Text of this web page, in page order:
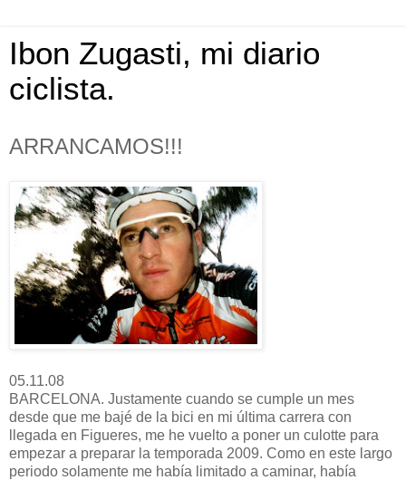
Ibon Zugasti, mi diario
ciclista.
ARRANCAMOS!!!
05.11.08
BARCELONA. Justamente cuando se cumple un mes
desde que me bajé de la bici en mi última carrera con
llegada en Figueres, me he vuelto a poner un culotte para
empezar a preparar la temporada 2009. Como en este largo
periodo solamente me había limitado a caminar, había